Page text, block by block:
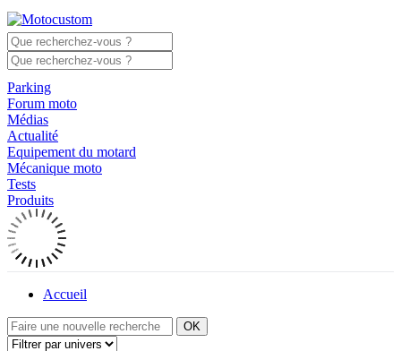
Parking
Forum moto
Médias
Actualité
Equipement du motard
Mécanique moto
Tests
Produits
Accueil
OK